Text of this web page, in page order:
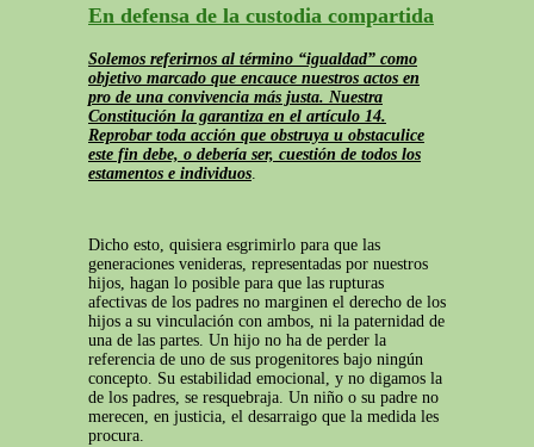
En defensa de la custodia compartida
Solemos referirnos al término “igualdad” como
objetivo marcado que encauce nuestros actos en
pro de una convivencia más justa. Nuestra
Constitución la garantiza en el artículo 14.
Reprobar toda acción que obstruya u obstaculice
este fin debe, o debería ser, cuestión de todos los
estamentos e individuos.
Dicho esto, quisiera esgrimirlo para que las
generaciones venideras, representadas por nuestros
hijos, hagan lo posible para que las rupturas
afectivas de los padres no marginen el derecho de los
hijos a su vinculación con ambos, ni la paternidad de
una de las partes. Un hijo no ha de perder la
referencia de uno de sus progenitores bajo ningún
concepto. Su estabilidad emocional, y no digamos la
de los padres, se resquebraja. Un niño o su padre no
merecen, en justicia, el desarraigo que la medida les
procura.